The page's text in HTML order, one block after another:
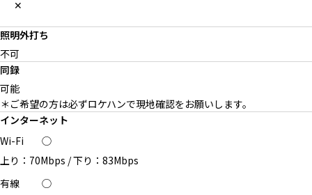
✕
照明外打ち
不可
同録
可能
＊ご希望の方は必ずロケハンで現地確認をお願いします。
インターネット
Wi-Fi
◯
上り：70Mbps /下り：83Mbps
有線
◯